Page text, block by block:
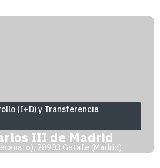
(I+D) y Transferencia
III de Madrid
28903 Getafe (Madrid)